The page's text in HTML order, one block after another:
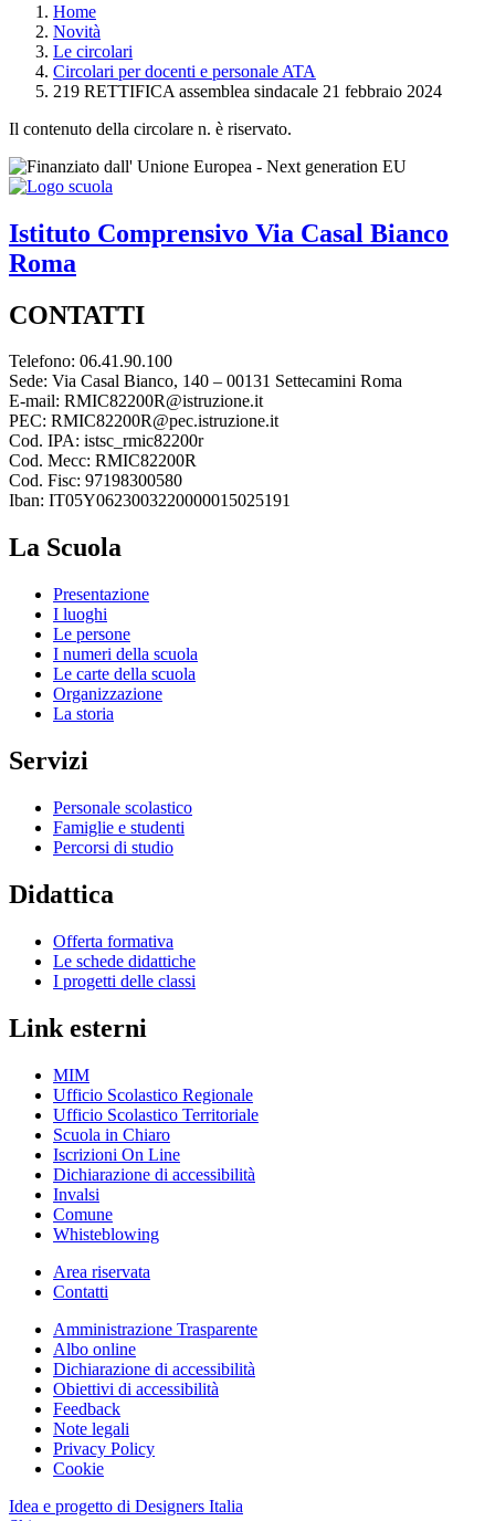
Home
Novità
Le circolari
Circolari per docenti e personale ATA
219 RETTIFICA assemblea sindacale 21 febbraio 2024
Il contenuto della circolare n. è riservato.
Istituto Comprensivo Via Casal Bianco
Roma
CONTATTI
Telefono: 06.41.90.100
Sede: Via Casal Bianco, 140 – 00131 Settecamini Roma
E-mail: RMIC82200R@istruzione.it
PEC: RMIC82200R@pec.istruzione.it
Cod. IPA: istsc_rmic82200r
Cod. Mecc: RMIC82200R
Cod. Fisc: 97198300580
Iban: IT05Y0623003220000015025191
La Scuola
Presentazione
I luoghi
Le persone
I numeri della scuola
Le carte della scuola
Organizzazione
La storia
Servizi
Personale scolastico
Famiglie e studenti
Percorsi di studio
Didattica
Offerta formativa
Le schede didattiche
I progetti delle classi
Link esterni
MIM
Ufficio Scolastico Regionale
Ufficio Scolastico Territoriale
Scuola in Chiaro
Iscrizioni On Line
Dichiarazione di accessibilità
Invalsi
Comune
Whisteblowing
Area riservata
Contatti
Amministrazione Trasparente
Albo online
Dichiarazione di accessibilità
Obiettivi di accessibilità
Feedback
Note legali
Privacy Policy
Cookie
Idea e progetto di Designers Italia